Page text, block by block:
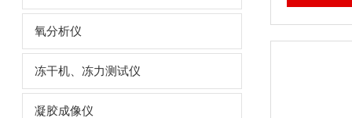
氧分析仪
冻干机、冻力测试仪
凝胶成像仪